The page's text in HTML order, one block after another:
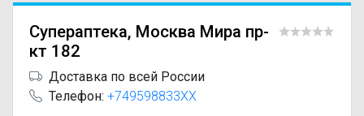
Супераптека, Москва Мира пр-
кт 182
Доставка по всей России
Телефон: +749598833XX